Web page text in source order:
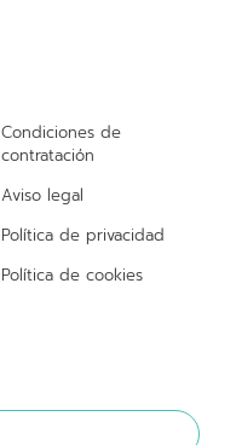
Condiciones de
contratación
Aviso legal
Política de privacidad
Política de cookies